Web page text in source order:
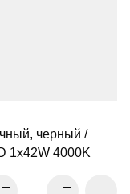
черный /
1x42W 4000K